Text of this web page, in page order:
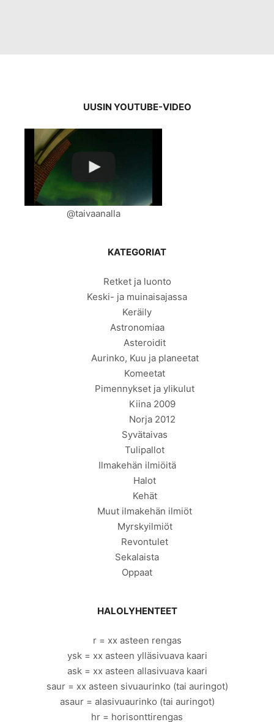
UUSIN YOUTUBE-VIDEO
@taivaanalla
KATEGORIAT
Retket ja luonto
Keski- ja muinaisajassa
Keräily
Astronomiaa
Asteroidit
Aurinko, Kuu ja planeetat
Komeetat
Pimennykset ja ylikulut
Kiina 2009
Norja 2012
Syvätaivas
Tulipallot
Ilmakehän ilmiöitä
Halot
Kehät
Muut ilmakehän ilmiöt
Myrskyilmiöt
Revontulet
Sekalaista
Oppaat
HALOLYHENTEET
r = xx asteen rengas
ysk = xx asteen ylläsivuava kaari
ask = xx asteen allasivuava kaari
saur = xx asteen sivuaurinko (tai auringot)
asaur = alasivuaurinko (tai auringot)
hr = horisonttirengas